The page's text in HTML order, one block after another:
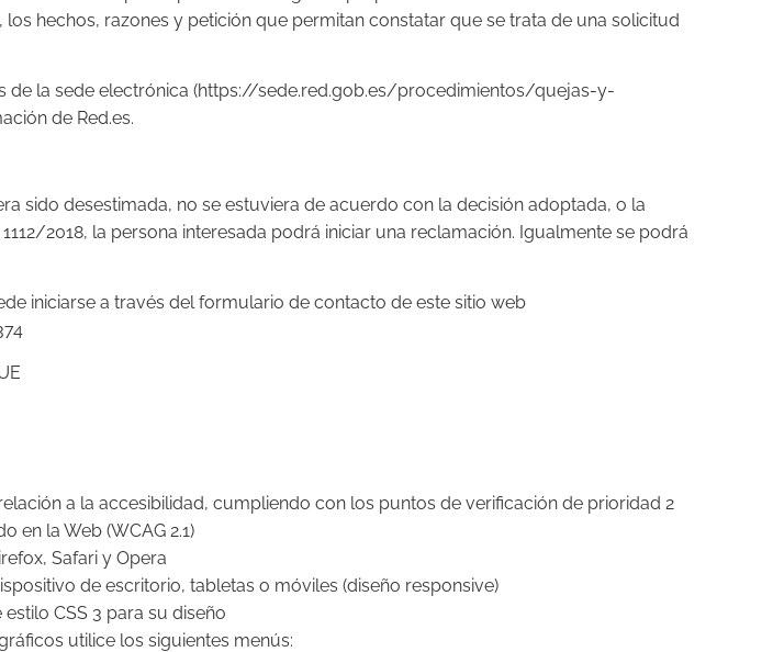
hechos, razones y petición que permitan constatar que se trata de una solicitud
de la sede electrónica (https://sede.red.gob.es/procedimientos/quejas-y-
de Red.es.
sido desestimada, no se estuviera de acuerdo con la decisión adoptada, o la
2018, la persona interesada podrá iniciar una reclamación. Igualmente se podrá
iniciarse a través del formulario de contacto de este sitio web
a la accesibilidad, cumpliendo con los puntos de verificación de prioridad 2
en la Web (WCAG 2.1)
Safari y Opera
de escritorio, tabletas o móviles (diseño responsive)
CSS 3 para su diseño
utilice los siguientes menús: